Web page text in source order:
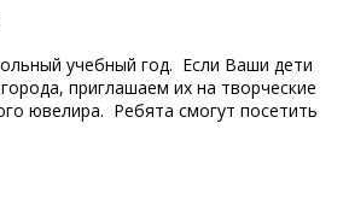
учебный год. Если Ваши дети
приглашаем их на творческие
ювелира. Ребята смогут посетить